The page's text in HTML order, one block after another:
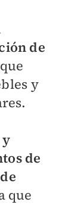
de
y
de
que